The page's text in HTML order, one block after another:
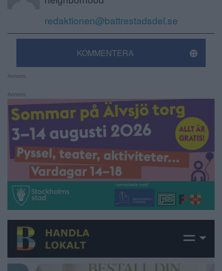
redaktionen@battrestadsdel.se
KOMMENTERA
Annons:
Annons: